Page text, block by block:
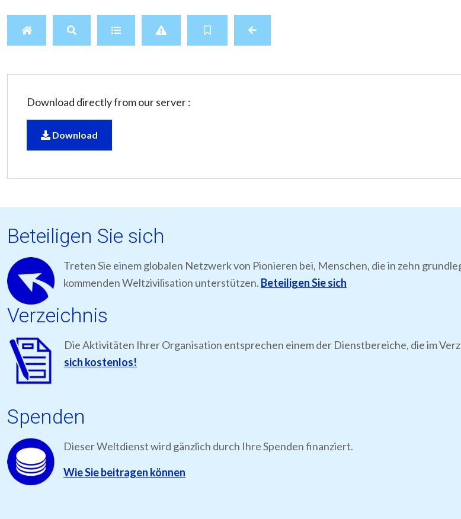
Download directly from our server :
Download
Beteiligen Sie sich
Treten Sie einem globalen Netzwerk von Pionieren bei, Menschen, die in zehn
kommenden Weltzivilisation unterstützen. Beteiligen Sie sich
Verzeichnis
Die Aktivitäten Ihrer Organisation entsprechen einem der Dienstbereiche, die im
sich kostenlos!
Spenden
Dieser Weltdienst wird gänzlich durch Ihre Spenden finanziert.
Wie Sie beitragen können